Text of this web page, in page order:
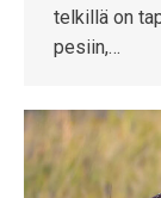
telkillä on
pesiin,…